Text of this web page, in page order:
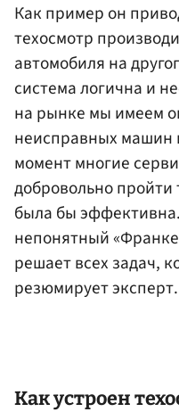
Как пример он
техосмотр
автомобиля на
система логична и
на рынке мы имеем
неисправных машин
момент многие
добровольно
была бы
непонятный
решает всех задач,
резюмирует эксперт.
Как устроен